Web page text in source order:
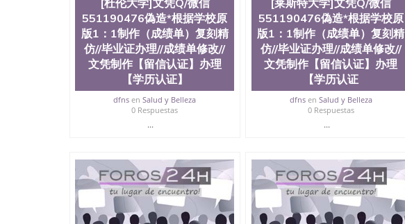
[杜伦大学]文凭Q/微信
551190476偽造*根据学校原
版1：1制作（成绩单）复刻精
仿//毕业证办理//成绩单修改//
文凭制作【留信认证】办理
【学历认证】
dfns enSalud y Belleza
0 Respuestas
...
[莱斯特大学]文凭Q/微信
551190476偽造*根据学校原
版1：1制作（成绩单）复刻精
仿//毕业证办理//成绩单修改//
文凭制作【留信认证】办理
【学历认证
dfnsen Salud y Belleza
0 Respuestas
...